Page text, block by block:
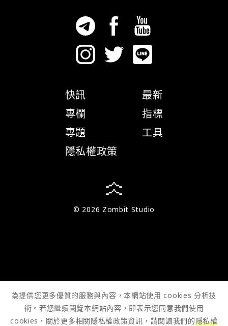
快訊
專欄
專題
隱私權政策
最新
指標
工具
© 2026 Zombit Studio
為提供您更多優質的服務與內容，本網站使用 cookies 分析技
術。若您繼續閱覽本網站內容，即表示您同意我們使用
cookies，關於更多相關隱私權政策資訊，請閱讀我們的隱私權